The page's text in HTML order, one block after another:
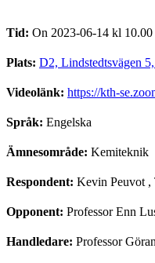
Tid: On 2023-06-14 kl 10.00
Plats: D2, Lindstedtsvägen
Videolänk: https://kth-
Språk: Engelska
Ämnesområde: Kemiteknik
Respondent: Kevin Peuvot ,
Opponent: Professor Enn
Handledare: Professor